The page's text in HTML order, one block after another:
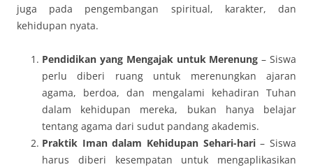
juga pada pengembangan spiritual, karakter, dan
kehidupan nyata.
Pendidikan yang Mengajak untuk Merenung – Siswa
perlu diberi ruang untuk merenungkan ajaran
agama, berdoa, dan mengalami kehadiran Tuhan
dalam kehidupan mereka, bukan hanya belajar
tentang agama dari sudut pandang akademis.
Praktik Iman dalam Kehidupan Sehari-hari– Siswa
harus diberi kesempatan untuk mengaplikasikan